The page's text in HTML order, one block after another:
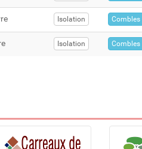
Isolation Combles
Isolation Combles